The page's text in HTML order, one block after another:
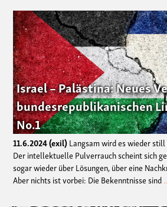
Israel – Palästina: Neues
bundesrepublikanischen
No.1
11.6.2024 exil Langsam wird es wieder
Der intellektuelle Pulverrauch scheint sich
sogar wieder über Lösungen, über eine
Aber nichts ist vorbei: Die Bekenntnisse sind